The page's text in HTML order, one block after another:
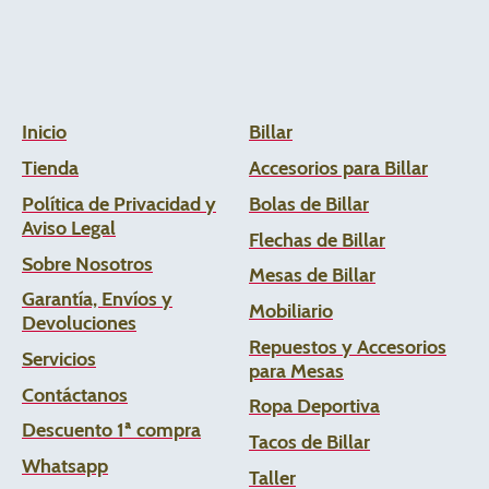
Inicio
Tienda
Política de Privacidad y
Aviso Legal
Sobre Nosotros
Garantía, Envíos y
Devoluciones
Servicios
Contáctanos
Descuento 1ª compra
Whatsapp
Billar
Accesorios para Billar
Bolas de Billar
Flechas de Billar
Mesas de Billar
Mobiliario
Repuestos y Accesorios
para Mesas
Ropa Deportiva
Tacos de Billar
Taller